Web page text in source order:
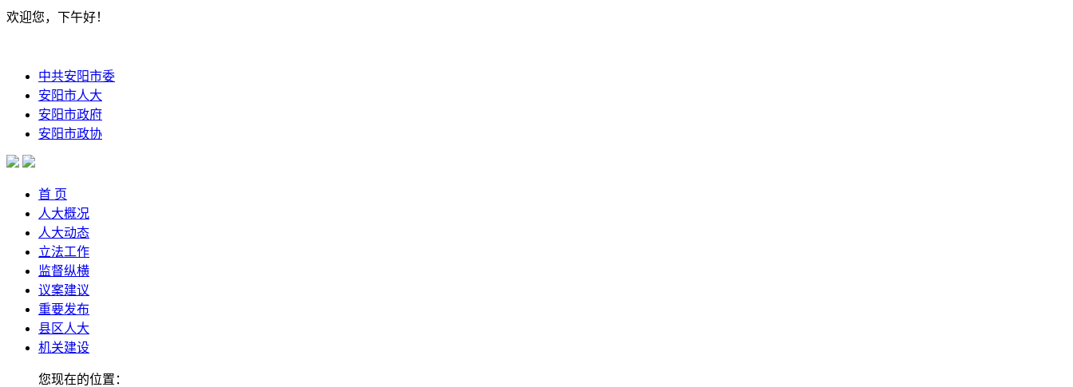
欢迎您，下午好！
中共安阳市委
安阳市人大
安阳市政府
安阳市政协
首 页
人大概况
人大动态
立法工作
监督纵横
议案建议
重要发布
县区人大
机关建设
您现在的位置：